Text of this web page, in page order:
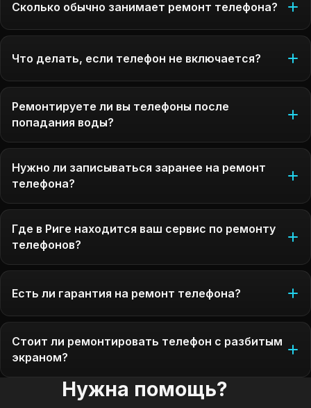
Сколько обычно занимает ремонт телефона?
Что делать, если телефон не включается?
Ремонтируете ли вы телефоны после
попадания воды?
Нужно ли записываться заранее на ремонт
телефона?
Где в Риге находится ваш сервис по ремонту
телефонов?
Есть ли гарантия на ремонт телефона?
Стоит ли ремонтировать телефон с разбитым
экраном?
Нужна помощь?